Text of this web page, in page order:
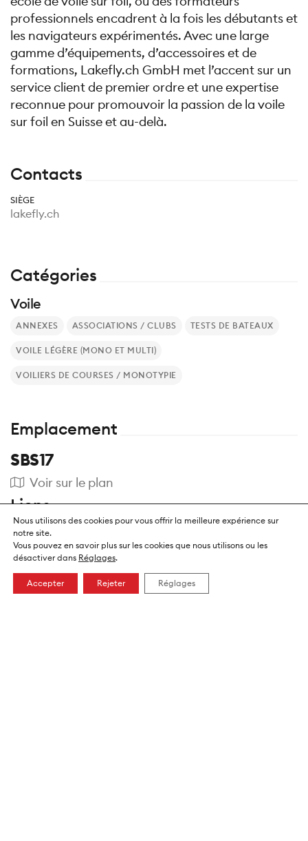
professionnels encadrent à la fois les débutants et
les navigateurs expérimentés. Avec une large
gamme d’équipements, d’accessoires et de
formations, Lakefly.ch GmbH met l’accent sur un
service client de premier ordre et une expertise
reconnue pour promouvoir la passion de la voile
sur foil en Suisse et au-delà.
Contacts
SIÈGE
lakefly.ch
Catégories
Voile
ANNEXES ASSOCIATIONS / CLUBS TESTS DE BATEAUX
VOILE LÉGÈRE (MONO ET MULTI)
VOILIERS DE COURSES / MONOTYPIE
Emplacement
SBS17
Voir sur le plan
Liens
lakefly.ch
Lakefly.ch
@lakefly.ch
Nous utilisons des cookies pour vous offrir la meilleure expérience sur
notre site.
Vous pouvez en savoir plus sur les cookies que nous utilisons ou les
désactiver dans Réglages.
Accepter Rejeter Réglages